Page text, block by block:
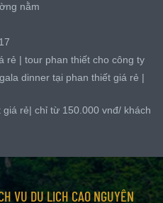
nằm
rẻ | tour phan thiết cho công ty
dinner tại phan thiết giá rẻ |
rẻ| chỉ từ 150.000 vnđ/ khách
VỤ DU LỊCH CAO NGUYÊN